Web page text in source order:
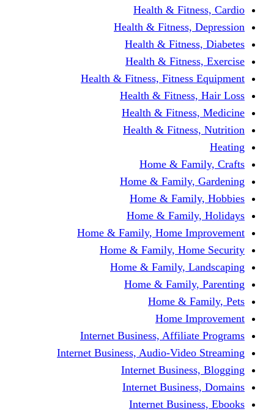
Health &
Health & Fitness,
Health &
Health &
Health & Fitness,
Health &
Health &
Health &
Home &
Home &
Home &
Home &
Home & Family, Home
Home & Family,
Home & Family,
Home &
Home &
Home
Internet Business,
Internet Business, Audio-
Internet
Internet
Internet